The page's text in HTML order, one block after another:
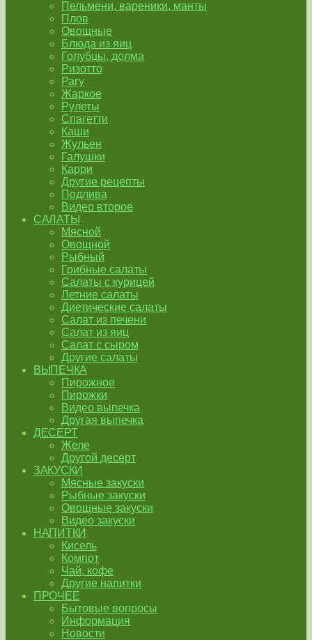
Пельмени, вареники, манты
Плов
Овощные
Блюда из яиц
Голубцы, долма
Ризотто
Рагу
Жаркое
Рулеты
Спагетти
Каши
Жульен
Галушки
Карри
Другие рецепты
Подлива
Видео второе
САЛАТЫ
Мясной
Овощной
Рыбный
Грибные салаты
Салаты с курицей
Летние салаты
Диетические салаты
Салат из печени
Салат из яиц
Салат с сыром
Другие салаты
ВЫПЕЧКА
Пирожное
Пирожки
Видео выпечка
Другая выпечка
ДЕСЕРТ
Желе
Другой десерт
ЗАКУСКИ
Мясные закуски
Рыбные закуски
Овощные закуски
Видео закуски
НАПИТКИ
Кисель
Компот
Чай, кофе
Другие напитки
ПРОЧЕЕ
Бытовые вопросы
Информация
Новости